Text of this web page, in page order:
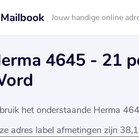
Mailbook Jouw handige online
4645 - 21
het onderstaande Herma
adres label afmetingen zijn